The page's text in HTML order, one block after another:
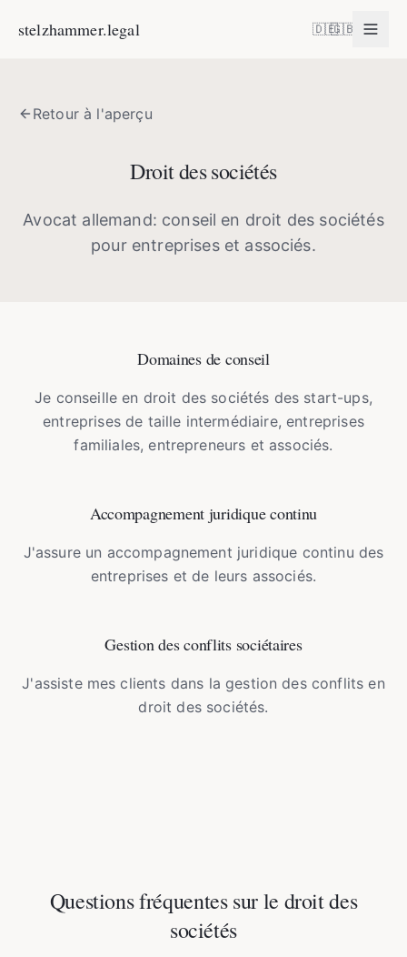
stelzhammer.legal 🇩🇪🇬🇧
Retour à l'aperçu
Droit des sociétés
Avocat allemand: conseil en droit des sociétés
pour entreprises et associés.
Domaines de conseil
Je conseille en droit des sociétés des start-ups,
entreprises de taille intermédiaire, entreprises
familiales, entrepreneurs et associés.
Accompagnement juridique continu
J'assure un accompagnement juridique continu des
entreprises et de leurs associés.
Gestion des conflits sociétaires
J'assiste mes clients dans la gestion des conflits en
droit des sociétés.
Questions fréquentes sur le droit des
sociétés